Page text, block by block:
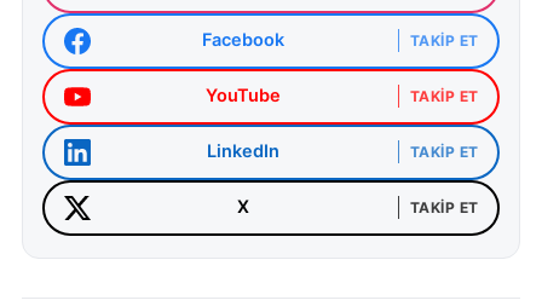
Facebook TAKIP ET
YouTube TAKIP ET
LinkedIn TAKIP ET
X TAKIP ET